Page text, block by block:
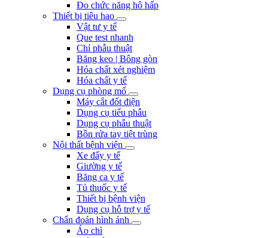
Đo chức năng hô hấp
Thiết bị tiêu hao
Vật tư y tế
Que test nhanh
Chỉ phẫu thuật
Băng keo | Bông gòn
Hóa chất xét nghiệm
Hóa chất y tế
Dụng cụ phòng mổ
Máy cắt đốt điện
Dụng cụ tiểu phẫu
Dụng cụ phẫu thuật
Bồn rửa tay tiệt trùng
Nội thất bệnh viện
Xe đẩy y tế
Giường y tế
Băng ca y tế
Tủ thuốc y tế
Thiết bị bệnh viện
Dụng cụ hỗ trợ y tế
Chẩn đoán hình ảnh
Áo chì